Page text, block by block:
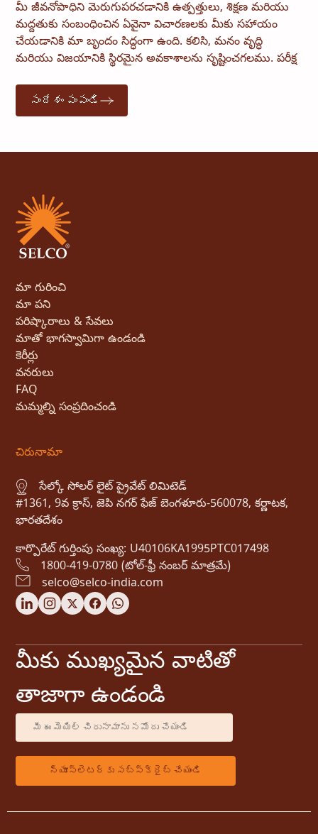
మీ జీవనోపాధిని మెరుగుపరచడానికి ఉత్పత్తులు, శిక్షణ మరియు
మద్దతుకు సంబంధించిన ఏవైనా విచారణలకు మీకు సహాయం
చేయడానికి మా బృందం సిద్ధంగా ఉంది. కలిసి, మనం వృద్ధి
మరియు విజయానికి స్థిరమైన అవకాశాలను సృష్టించగలము. పరీక్ష
సందేశం పంపండి
మా గురించి
మా పని
పరిష్కారాలు & సేవలు
మాతో భాగస్వామిగా ఉండండి
కెరీర్లు
వనరులు
FAQ
మమ్మల్ని సంప్రదించండి
చిరునామా
సేల్కో సోలర్ లైట్ ప్రైవేట్ లిమిటెడ్
#1361, 9వ క్రాస్, జెపి నగర్ ఫేజ్ బెంగళూరు-560078, కర్ణాటక,
భారతదేశం
కార్పొరేట్ గుర్తింపు సంఖ్య: U40106KA1995PTC017498
1800-419-0780 (టోల్-ఫ్రీ నంబర్ మాత్రమే)
selco@selco-india.com
మీకు ముఖ్యమైన వాటితో
తాజాగా ఉండండి